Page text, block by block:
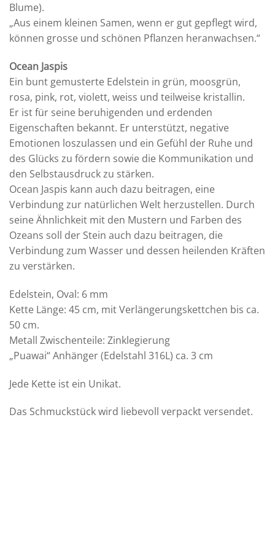
Blume).
„Aus einem kleinen Samen, wenn er gut gepflegt wird,
können grosse und schönen Pflanzen heranwachsen.“
Ocean Jaspis
Ein bunt gemusterte Edelstein in grün, moosgrün,
rosa, pink, rot, violett, weiss und teilweise kristallin.
Er ist für seine beruhigenden und erdenden
Eigenschaften bekannt. Er unterstützt, negative
Emotionen loszulassen und ein Gefühl der Ruhe und
des Glücks zu fördern sowie die Kommunikation und
den Selbstausdruck zu stärken.
Ocean Jaspis kann auch dazu beitragen, eine
Verbindung zur natürlichen Welt herzustellen. Durch
seine Ähnlichkeit mit den Mustern und Farben des
Ozeans soll der Stein auch dazu beitragen, die
Verbindung zum Wasser und dessen heilenden Kräften
zu verstärken.
Edelstein, Oval: 6 mm
Kette Länge: 45 cm, mit Verlängerungskettchen bis ca.
50 cm.
Metall Zwischenteile: Zinklegierung
„Puawai“ Anhänger (Edelstahl 316L) ca. 3 cm
Jede Kette ist ein Unikat.
Das Schmuckstück wird liebevoll verpackt versendet.